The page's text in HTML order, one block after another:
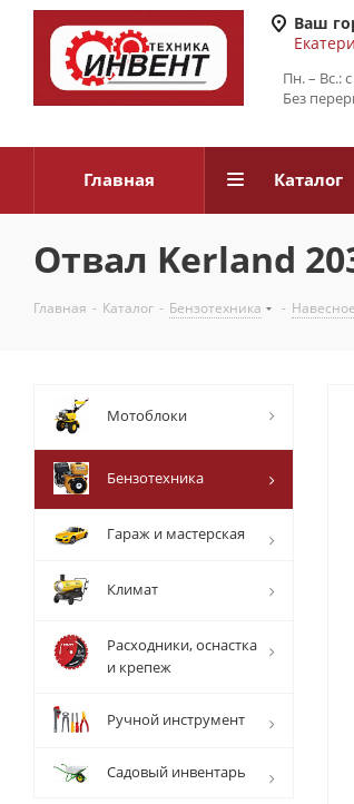
Ваш
Пн. – Вс.:
Без
Главная Каталог
Отвал Kerland
Главная - Каталог - Бензотехника -
Мотоблоки
Бензотехника
Гараж и мастерская
Климат
Расходники, оснастка
и крепеж
Ручной инструмент
Садовый инвентарь